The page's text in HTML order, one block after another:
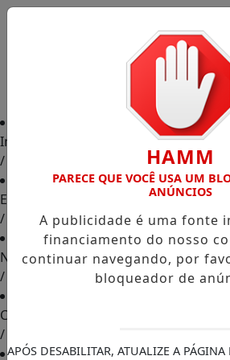
Início
/
Edições
/
Notícias
/
Contato
/
HAMM
PARECE QUE VOCÊ USA UM
ANÚNCIOS
A publicidade é uma fonte
financiamento do nosso
continuar navegando, por
bloqueador de
APÓS DESABILITAR, ATUALIZE A